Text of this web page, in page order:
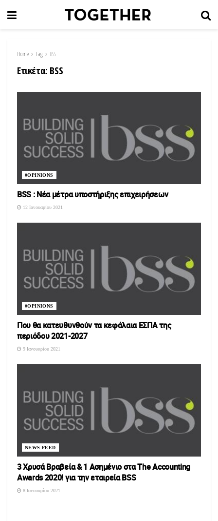
Home Tag BSS
Ετικέτα: BSS
#OPINIONS
BSS : Νέα μέτρα υποστήριξης επιχειρήσεων
12 Ιανουαρίου 2021
#OPINIONS
Που θα κατευθυνθούν τα κεφάλαια ΕΣΠΑ της
περιόδου 2021-2027
9 Ιανουαρίου 2021
NEWS FEED
3 Χρυσά Βραβεία & 1 Ασημένιο στα The Accounting
Awards 2020! για την εταιρεία BSS
8 Ιανουαρίου 2021